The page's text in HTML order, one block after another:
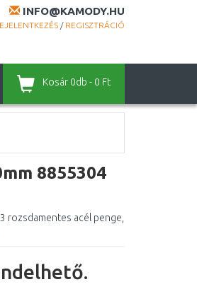
INFO@KAMODY.HU
/ REGISZTRÁCIÓ
Kosár 0db - 0 Ft
8855304
rozsdamentes acél penge,